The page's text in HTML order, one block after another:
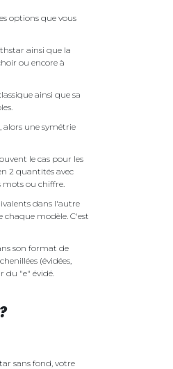
options que vous
ainsi que la
ou encore à
ainsi que sa
alors une symétrie
le cas pour les
2 quantités avec
mots ou chiffre.
dans l'autre
chaque modèle. C'est
son format de
(évidées,
du "e" évidé.
sans fond, votre